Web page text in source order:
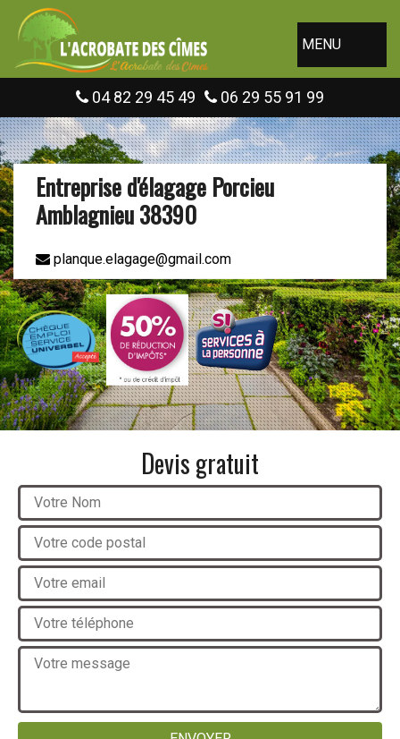
MENU
04 82 29 45 49 06 29 55 91 99
Entreprise d'élagage Porcieu
Amblagnieu 38390
planque.elagage@gmail.com
Devis gratuit